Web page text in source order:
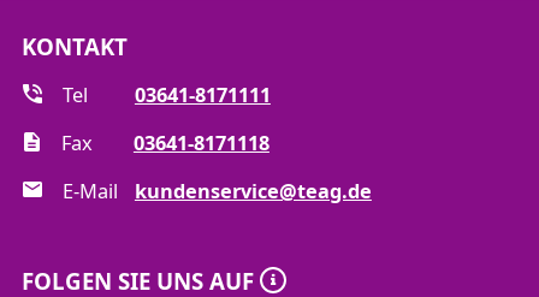
KONTAKT
Tel
03641-8171111
Fax
03641-8171118
E-Mail
kundenservice@teag.de
FOLGEN SIE UNS AUF